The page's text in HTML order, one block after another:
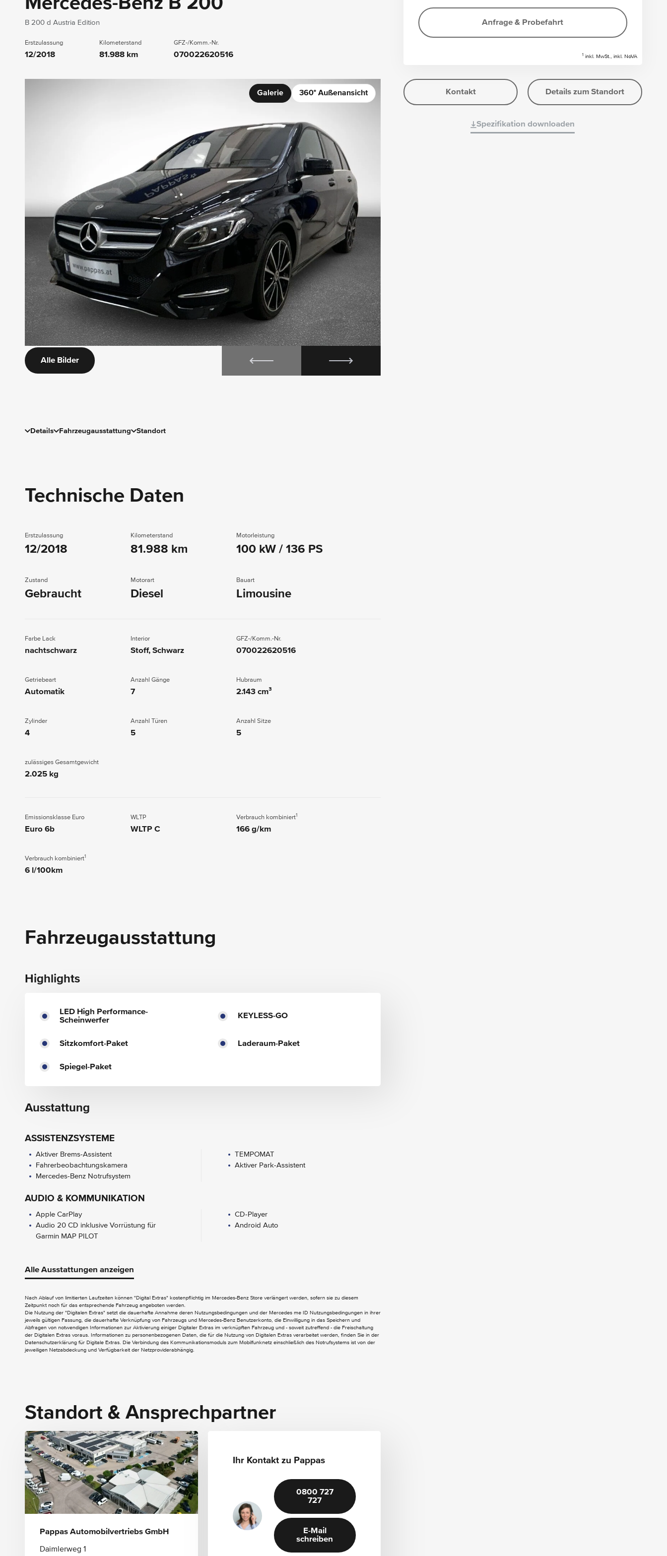
B 200 d Austria Edition
Erstzulassung
12/2018
Kilometerstand
81.988 km
GFZ-/Komm.-Nr.
070022620516
Galerie 360° Außenansicht
Alle Bilder
Details Fahrzeugausstattung Standort
Technische Daten
Erstzulassung
12/2018
Kilometerstand
81.988 km
Motorleistung
100 kW / 136 PS
Zustand
Gebraucht
Motorart
Diesel
Bauart
Limousine
Farbe Lack
nachtschwarz
Interior
Stoff, Schwarz
GFZ-/Komm.-Nr.
070022620516
Getriebeart
Automatik
Anzahl Gänge
7
Hubraum
2.143 cm³
Zylinder
4
Anzahl Türen
5
Anzahl Sitze
5
zulässiges Gesamtgewicht
2.025 kg
Emissionsklasse Euro
Euro 6b
WLTP
WLTP C
Verbrauch kombiniert1
166 g/km
Verbrauch kombiniert1
6 l/100km
Fahrzeugausstattung
Highlights
LED High Performance-
Scheinwerfer
KEYLESS-GO
Sitzkomfort-Paket Laderaum-Paket
Spiegel-Paket
Ausstattung
ASSISTENZSYSTEME
Aktiver Brems-Assistent
Fahrerbeobachtungskamera
Mercedes-Benz Notrufsystem
TEMPOMAT
Aktiver Park-Assistent
AUDIO & KOMMUNIKATION
Apple CarPlay
Audio 20 CD inklusive Vorrüstung für
Garmin MAP PILOT
CD-Player
Android Auto
Aussenspiegel elektrisch anklappbar
INTERIEUR
Ablagebox unter Beifahrersitz
Ablagebox unter Fahrersitz
Gepäcknetz an Fahrer- und Beifahrerlehne
Innenhimmel Stoff schwarz
Media-Display
Multifunktionslenkrad
Multifunktionslenkrad in Leder
Sonnenblende mit beleuchtetem Make-up-
Alle Ausstattungen anzeigen
Nach Ablauf von limitierten Laufzeiten können "Digital Extras" kostenpflichtig im Mercedes-Benz Store verlängert werden, sofern sie zu diesem
Zeitpunkt noch für das entsprechende Fahrzeug angeboten werden.
Die Nutzung der "Digitalen Extras" setzt die dauerhafte Annahme deren Nutzungsbedingungen und der Mercedes me ID Nutzungsbedingungen in ihrer
jeweils gültigen Fassung, die dauerhafte Verknüpfung von Fahrzeugs und Mercedes-Benz Benutzerkonto, die Einwilligung in das Speichern und
Abfragen von notwendigen Informationen zur Aktivierung einiger Digitaler Extras im verknüpften Fahrzeug und - soweit zutreffend - die Freischaltung
der Digitalen Extras voraus. Informationen zu personenbezogenen Daten, die für die Nutzung von Digitalen Extras verarbeitet werden, finden Sie in der
Datenschutzerklärung für Digitale Extras. Die Verbindung des Kommunikationsmoduls zum Mobilfunknetz einschließlich des Notrufsystems ist von der
jeweiligen Netzabdeckung und Verfügbarkeit der Netzproviderabhängig.
Standort & Ansprechpartner
Pappas Automobilvertriebs GmbH
Daimlerweg 1
Ihr Kontakt zu Pappas
0800 727
727
E-Mail
schreiben
Anfrage & Probefahrt
1 inkl. MwSt., inkl. NoVA
Kontakt Details zum Standort
Spezifikation downloaden